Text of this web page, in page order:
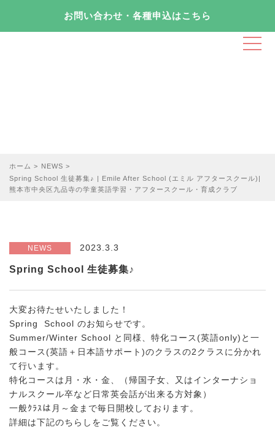
t
a
お問い合わせ・各種申込はこちら
ホーム > NEWS >
Spring School 生徒募集♪ | Emile After School (エミル アフタースクール)|
熊本市中央区九品寺の学童英語学習・アフタースクール・育成クラブ
NEWS 2023.3.3
Spring School 生徒募集♪
大変お待たせいたしました！
Spring School のお知らせです。
Summer/Winter School と同様、特化コース(英語only)と一
般コース(英語＋日本語サポート)のクラスの2クラスに分かれ
て行います。
特化コースは月・水・金、（帰国子女、又はインターナショ
ナルスクール卒など日常英会話が出来る方対象）
一般ｸﾗｽは月～金まで毎日開校しております。
詳細は下記のちらしをご覧ください。